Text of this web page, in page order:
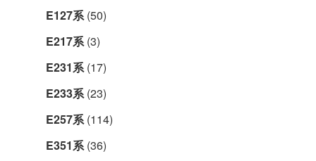
E127系(50)
E217系(3)
E231系(17)
E233系(23)
E257系(114)
E351系(36)